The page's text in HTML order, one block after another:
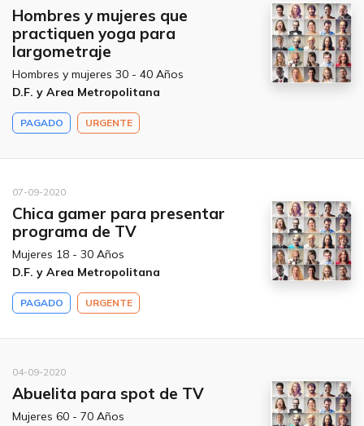
Hombres y mujeres que
practiquen yoga para
largometraje
Hombres y mujeres 30 - 40 Años
D.F. y Area Metropolitana
PAGADO URGENTE
07-09-2020
Chica gamer para presentar
programa de TV
Mujeres 18 - 30 Años
D.F. y Area Metropolitana
PAGADO URGENTE
04-09-2020
Abuelita para spot de TV
Mujeres 60 - 70 Años